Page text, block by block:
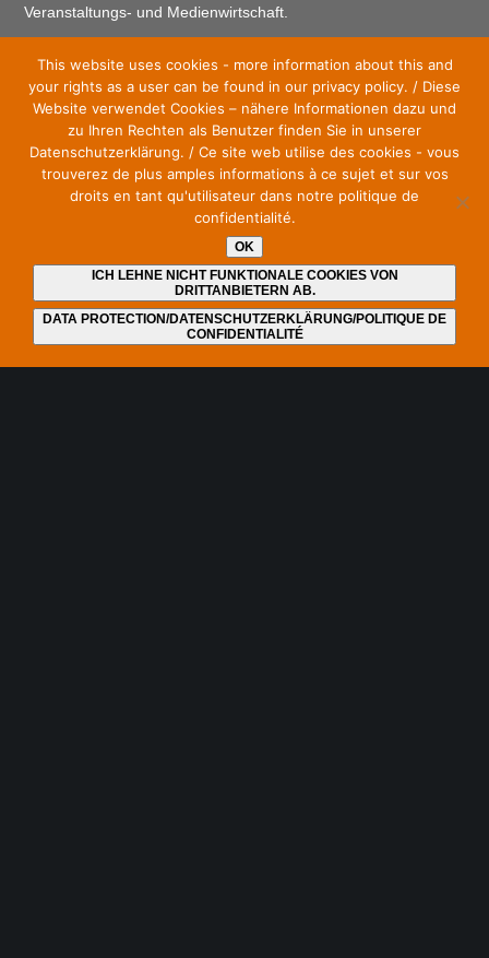
Veranstaltungs- und Medienwirtschaft.
Eingetragen im seit 2022 existierenden Lobbyregister für die
Interessenvertretung gegenüber dem Deutschen Bundestag
und der Bundesregierung unter Nummer R000040.
https://bit.ly/lreg_sos
Bleiben Sie auf dem neuesten Stand und abonnieren Sie
unseren Newsletter
This website uses cookies - more information about this and
your rights as a user can be found in our privacy policy. / Diese
Website verwendet Cookies – nähere Informationen dazu und
zu Ihren Rechten als Benutzer finden Sie in unserer
Datenschutzerklärung. / Ce site web utilise des cookies - vous
trouverez de plus amples informations à ce sujet et sur vos
droits en tant qu'utilisateur dans notre politique de
confidentialité.
OK
ICH LEHNE NICHT FUNKTIONALE COOKIES VON
DRITTANBIETERN AB.
DATA PROTECTION/DATENSCHUTZERKLÄRUNG/POLITIQUE DE
CONFIDENTIALITÉ